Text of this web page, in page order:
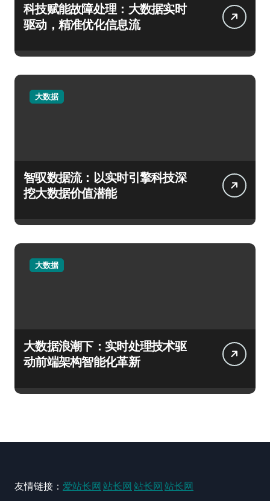
科技赋能故障处理：大数据实时
驱动，精准优化信息流
大数据
智驭数据流：以实时引擎科技深
挖大数据价值潜能
大数据
大数据浪潮下：实时处理技术驱
动前端架构智能化革新
友情链接： 爱站长网 站长网 站长网 站长网